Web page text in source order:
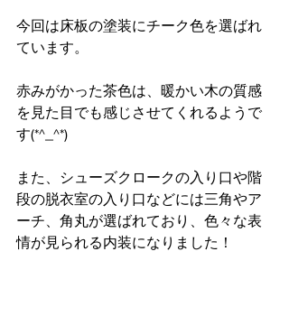
今回は床板の塗装にチーク色を選ばれ
ています。
赤みがかった茶色は、暖かい木の質感
を見た目でも感じさせてくれるようで
す(*^_^*)
また、シューズクロークの入り口や階
段の脱衣室の入り口などには三角やア
ーチ、角丸が選ばれており、色々な表
情が見られる内装になりました！